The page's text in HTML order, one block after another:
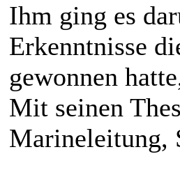
Ihm ging es
Erkenntnisse
gewonnen
Mit seinen
Marineleitung,